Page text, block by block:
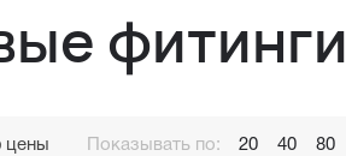
фитинги
цены Показывать по: 20 40 80